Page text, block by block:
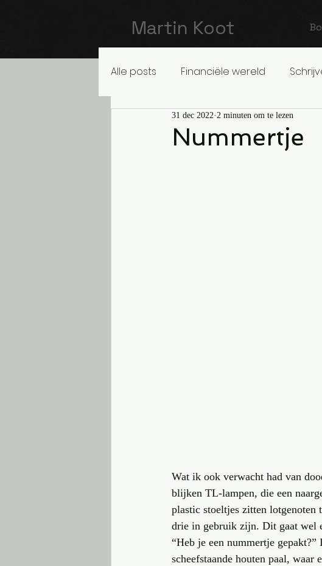
Martin Koot
Alle posts Financiële wereld
Nummertje
31 dec 2022 2 minuten om te lezen
Wat ik ook verwacht had van
blijken TL-lampen, die een
plastic stoeltjes zitten lotgenoten
drie in gebruik zijn. Dit gaat wel
“Heb je een nummertje
scheefstaande houten paal, waar